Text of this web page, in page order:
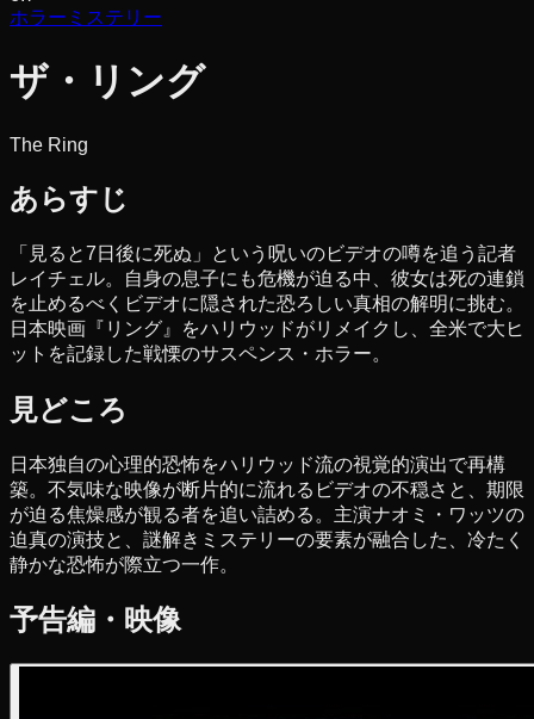
ホラー ミステリー
ザ・リング
The Ring
あらすじ
「見ると7日後に死ぬ」という呪いのビデオの噂を追う記者
レイチェル。自身の息子にも危機が迫る中、彼女は死の連鎖
を止めるべくビデオに隠された恐ろしい真相の解明に挑む。
日本映画『リング』をハリウッドがリメイクし、全米で大ヒ
ットを記録した戦慄のサスペンス・ホラー。
見どころ
日本独自の心理的恐怖をハリウッド流の視覚的演出で再構
築。不気味な映像が断片的に流れるビデオの不穏さと、期限
が迫る焦燥感が観る者を追い詰める。主演ナオミ・ワッツの
迫真の演技と、謎解きミステリーの要素が融合した、冷たく
静かな恐怖が際立つ一作。
予告編・映像